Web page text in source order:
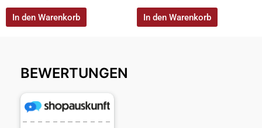
In den Warenkorb In den Warenkorb
BEWERTUNGEN